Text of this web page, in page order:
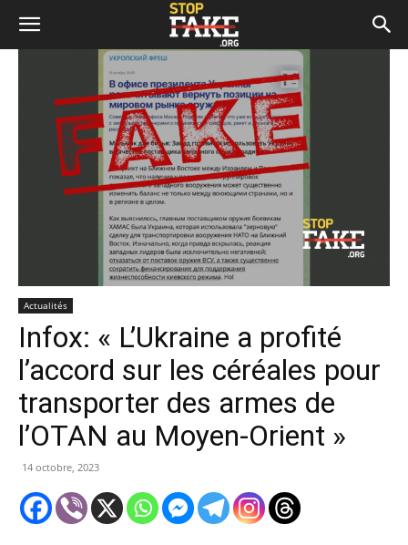
Actualités
Infox: « L’Ukraine a profité
l’accord sur les céréales pour
transporter des armes de
l’OTAN au Moyen-Orient »
14 octobre, 2023